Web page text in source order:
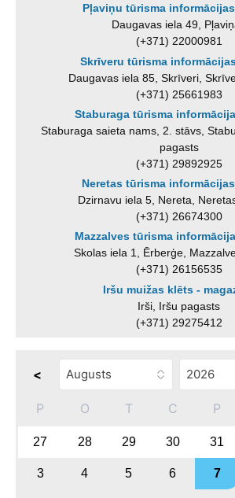
Pļaviņu tūrisma
Daugavas iela 49,
(+371) 22000981
Skrīveru tūrisma
Daugavas iela 85, Skrīveri,
(+371) 25661983
Staburaga tūrisma
Staburaga saieta nams, 2. stāvs,
pagasts
(+371) 29892925
Neretas tūrisma
Dzirnavu iela 5, Nereta,
(+371) 26674300
Mazzalves tūrisma
Skolas iela 1, Ērberģe,
(+371) 26156535
Iršu muižas klēts -
Irši, Iršu pagasts
(+371) 29275412
<
P O T C P
27 28 29 30 31
3 4 5 6 7